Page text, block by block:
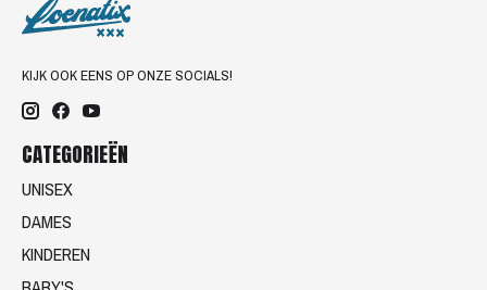
KIJK OOK EENS OP ONZE SOCIALS!
CATEGORIEËN
UNISEX
DAMES
KINDEREN